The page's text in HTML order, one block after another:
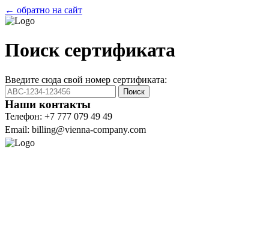
← обратно на сайт
Поиск сертификата
Введите сюда свой номер сертификата:
Поиск
Наши контакты
Телефон: +7 777 079 49 49
Email: billing@vienna-company.com